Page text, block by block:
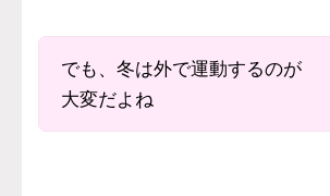
でも、冬は外で運動するのが
大変だよね